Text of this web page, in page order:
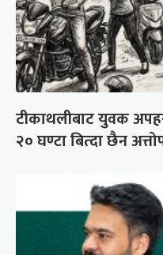
टीकाथलीबाट युवक
२० घण्टा बित्दा छैन